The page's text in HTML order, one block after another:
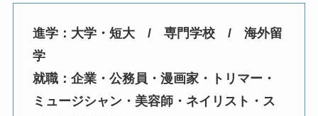
進学：大学・短大 / 専門学校 / 海外留
学
​就職：企業・公務員・漫画家・トリマー・
ミュージシャン・美容師・ネイリスト・ス